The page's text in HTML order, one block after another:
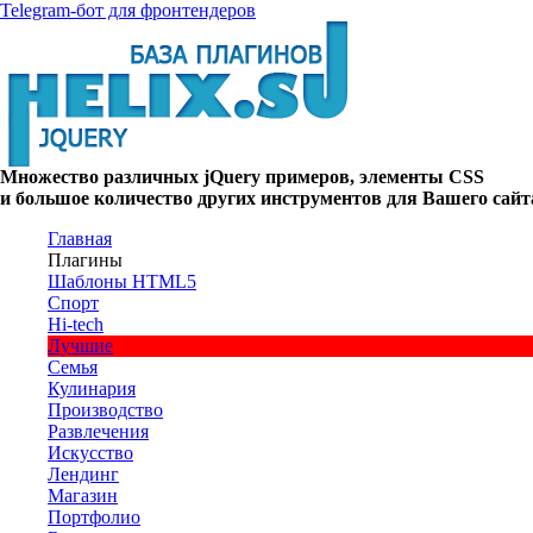
Telegram-бот для фронтендеров
Множество различных jQuery примеров, элементы CSS
и большое количество других инструментов для Вашего
Главная
Плагины
Шаблоны HTML5
Спорт
Hi-tech
Лучшие
Семья
Кулинария
Производство
Развлечения
Искусство
Лендинг
Магазин
Портфолио